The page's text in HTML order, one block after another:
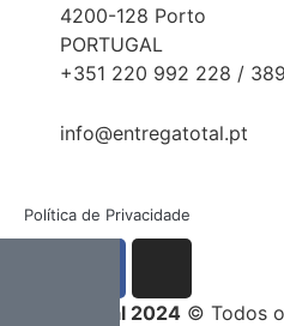
4200-128 Porto
PORTUGAL
+351 220 992 228 / 389
info@entregatotal.pt
Política de Privacidade
Entrega Total 2024 © Todos